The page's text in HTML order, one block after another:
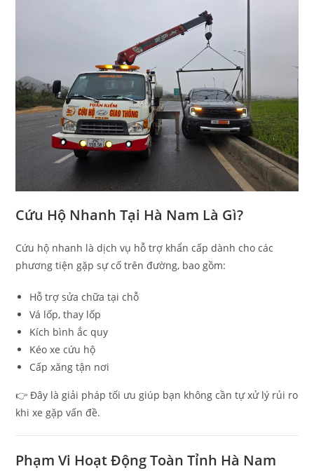
Cứu Hộ Nhanh Tại Hà Nam Là Gì?
Cứu hộ nhanh là dịch vụ hỗ trợ khẩn cấp dành cho các
phương tiện gặp sự cố trên đường, bao gồm:
Hỗ trợ sửa chữa tại chỗ
Vá lốp, thay lốp
Kích bình ắc quy
Kéo xe cứu hộ
Cấp xăng tận nơi
👉 Đây là giải pháp tối ưu giúp bạn không cần tự xử lý rủi ro
khi xe gặp vấn đề.
Phạm Vi Hoạt Động Toàn Tỉnh Hà Nam